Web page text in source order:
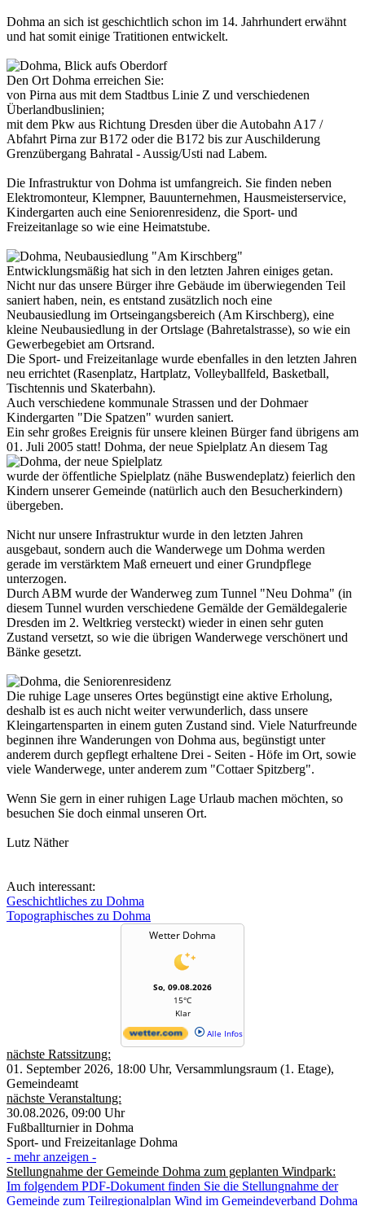
Dohma an sich ist geschichtlich schon im 14. Jahrhundert erwähnt
und hat somit einige Tratitionen entwickelt.
Den Ort Dohma erreichen Sie:
von Pirna aus mit dem Stadtbus Linie Z und verschiedenen
Überlandbuslinien;
mit dem Pkw aus Richtung Dresden über die Autobahn A17 /
Abfahrt Pirna zur B172 oder die B172 bis zur Auschilderung
Grenzübergang Bahratal - Aussig/Usti nad Labem.
Die Infrastruktur von Dohma ist umfangreich. Sie finden neben
Elektromonteur, Klempner, Bauunternehmen, Hausmeisterservice,
Kindergarten auch eine Seniorenresidenz, die Sport- und
Freizeitanlage so wie eine Heimatstube.
Entwicklungsmäßig hat sich in den letzten Jahren einiges getan.
Nicht nur das unsere Bürger ihre Gebäude im überwiegenden Teil
saniert haben, nein, es entstand zusätzlich noch eine
Neubausiedlung im Ortseingangsbereich (Am Kirschberg), eine
kleine Neubausiedlung in der Ortslage (Bahretalstrasse), so wie ein
Gewerbegebiet am Ortsrand.
Die Sport- und Freizeitanlage wurde ebenfalles in den letzten Jahren
neu errichtet (Rasenplatz, Hartplatz, Volleyballfeld, Basketball,
Tischtennis und Skaterbahn).
Auch verschiedene kommunale Strassen und der Dohmaer
Kindergarten "Die Spatzen" wurden saniert.
Ein sehr großes Ereignis für unsere kleinen Bürger fand übrigens am
01. Juli 2005 statt! Dohma, der neue Spielplatz An diesem Tag
wurde der öffentliche Spielplatz (nähe Buswendeplatz) feierlich den
Kindern unserer Gemeinde (natürlich auch den Besucherkindern)
übergeben.
Nicht nur unsere Infrastruktur wurde in den letzten Jahren
ausgebaut, sondern auch die Wanderwege um Dohma werden
gerade im verstärktem Maß erneuert und einer Grundpflege
unterzogen.
Durch ABM wurde der Wanderweg zum Tunnel "Neu Dohma" (in
diesem Tunnel wurden verschiedene Gemälde der Gemäldegalerie
Dresden im 2. Weltkrieg versteckt) wieder in einen sehr guten
Zustand versetzt, so wie die übrigen Wanderwege verschönert und
Bänke gesetzt.
Die ruhige Lage unseres Ortes begünstigt eine aktive Erholung,
deshalb ist es auch nicht weiter verwunderlich, dass unsere
Kleingartensparten in einem guten Zustand sind. Viele Naturfreunde
beginnen ihre Wanderungen von Dohma aus, begünstigt unter
anderem durch gepflegt erhaltene Drei - Seiten - Höfe im Ort, sowie
viele Wanderwege, unter anderem zum "Cottaer Spitzberg".
Wenn Sie gern in einer ruhigen Lage Urlaub machen möchten, so
besuchen Sie doch einmal unseren Ort.
Lutz Näther
Auch interessant:
Geschichtliches zu Dohma
Topographisches zu Dohma
Wetter Dohma
So, 09.08.2026
15°C
Klar
Alle Infos
nächste Ratssitzung:
01. September 2026, 18:00 Uhr, Versammlungsraum (1. Etage),
Gemeindeamt
nächste Veranstaltung:
30.08.2026, 09:00 Uhr
Fußballturnier in Dohma
Sport- und Freizeitanlage Dohma
- mehr anzeigen -
Stellungnahme der Gemeinde Dohma zum geplanten Windpark:
Im folgendem PDF-Dokument finden Sie die Stellungnahme der
Gemeinde zum Teilregionalplan Wind im Gemeindeverband Dohma